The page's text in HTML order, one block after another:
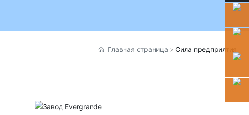
Главная страница Сила предприятия